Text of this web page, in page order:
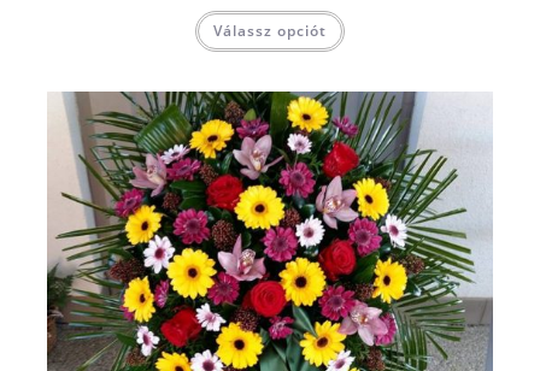
Válassz opciót a
van.
A
változatok
a
termékoldalon
választhatók
ki